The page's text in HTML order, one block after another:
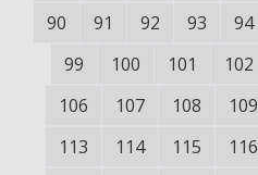
90
91 92 93 94
99
100 101 102
106
107 108 109
113
114 115 116